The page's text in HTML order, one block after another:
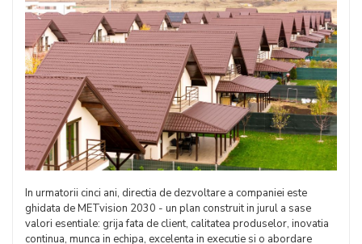
In urmatorii cinci ani, directia de dezvoltare a companiei este
ghidata de METvision 2030 - un plan construit in jurul a sase
valori esentiale: grija fata de client, calitatea produselor, inovatia
continua, munca in echipa, excelenta in executie si o abordare